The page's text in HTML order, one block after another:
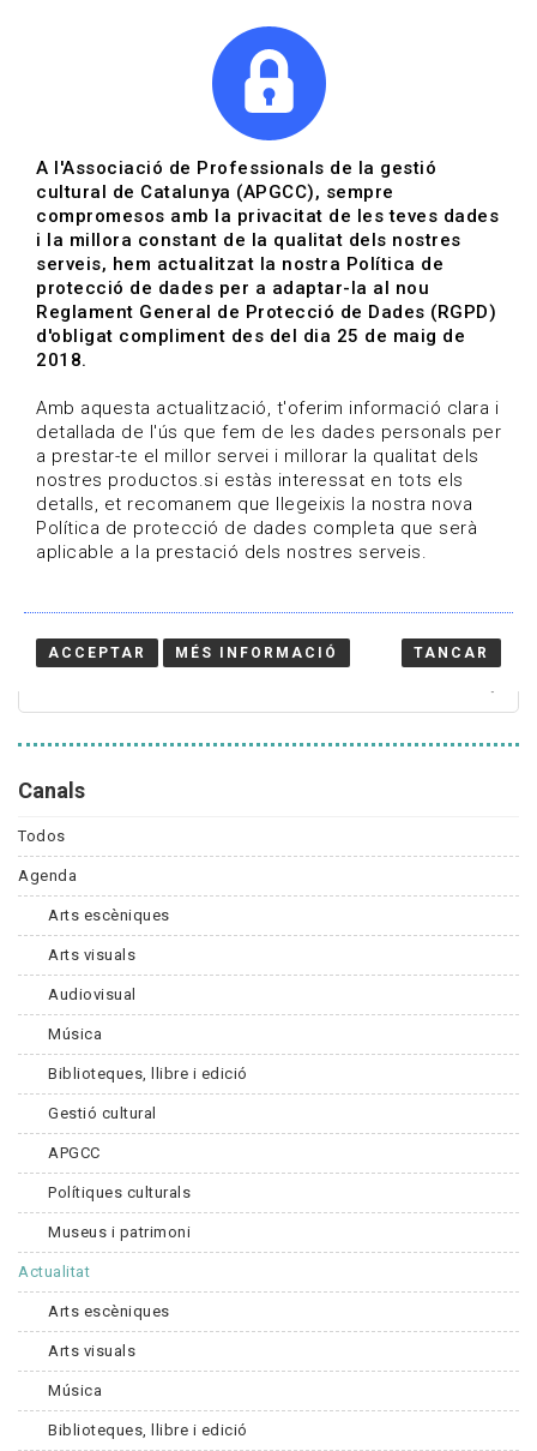
Actualitza't
Vols estar al dia?
HOME / BLOG
Estigues al dia
Convocatòries, activitats i notícies del sector de la
cultura.
Canals
Todos
Agenda
Arts escèniques
Arts visuals
Audiovisual
Música
Biblioteques, llibre i edició
Gestió cultural
APGCC
Polítiques culturals
Museus i patrimoni
Actualitat
Arts escèniques
Arts visuals
Música
Biblioteques, llibre i edició
A l'Associació de Professionals de la gestió
cultural de Catalunya (APGCC), sempre
compromesos amb la privacitat de les teves dades
i la millora constant de la qualitat dels nostres
serveis, hem actualitzat la nostra Política de
protecció de dades per a adaptar-la al nou
Reglament General de Protecció de Dades (RGPD)
d'obligat compliment des del dia 25 de maig de
2018.
Amb aquesta actualització, t'oferim informació clara i
detallada de l'ús que fem de les dades personals per
a prestar-te el millor servei i millorar la qualitat dels
nostres productos.si estàs interessat en tots els
detalls, et recomanem que llegeixis la nostra nova
Política de protecció de dades completa que serà
aplicable a la prestació dels nostres serveis.
ACCEPTAR MÉS INFORMACIÓ TANCAR